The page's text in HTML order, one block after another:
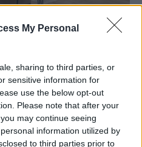
My Personal
sharing to third parties, or
sensitive information for
use the below opt-out
Please note that after your
may continue seeing
information utilized by
to third parties prior to
dnes sa im